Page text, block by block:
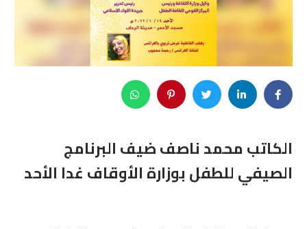
الكاتب محمد ناصف ضيف البرنامج
الصيفي للطفل بوزارة الأوقاف غدا الأحد